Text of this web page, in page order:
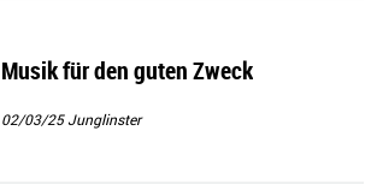
Musik für den guten Zweck
02/03/25Junglinster